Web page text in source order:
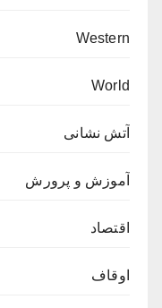
Western
World
آتش نشانی
آموزش و پرورش
اقتصاد
اوقاف